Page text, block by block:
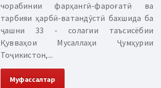
чорабинии фарҳангӣ-фароғатӣ ва
тарбияи ҳарбӣ-ватандӯстӣ бахшида ба
ҷашни 33 - солагии таъсисёбии
Қувваҳои Мусаллаҳи Ҷумҳурии
Тоҷикистон,...
Муфассалтар